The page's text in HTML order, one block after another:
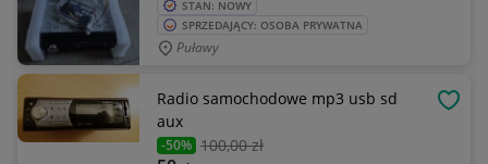
STAN: NOWY
SPRZEDAJĄCY: OSOBA PRYWATNA
Puławy
Radio samochodowe mp3 usb sd
aux
-50% 100,00 zł